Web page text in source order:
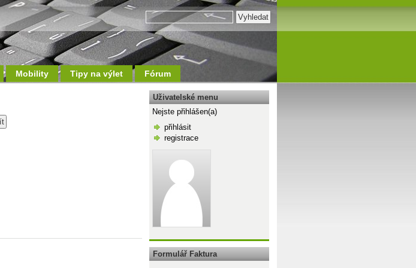
Mobility Tipy na výlet Fórum
Uživatelské menu
Nejste přihlášen(a)
přihlásit
registrace
Formulář Faktura